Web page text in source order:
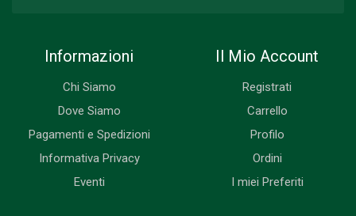
Informazioni
Chi Siamo
Dove Siamo
Pagamenti e Spedizioni
Informativa Privacy
Eventi
Il Mio Account
Registrati
Carrello
Profilo
Ordini
I miei Preferiti